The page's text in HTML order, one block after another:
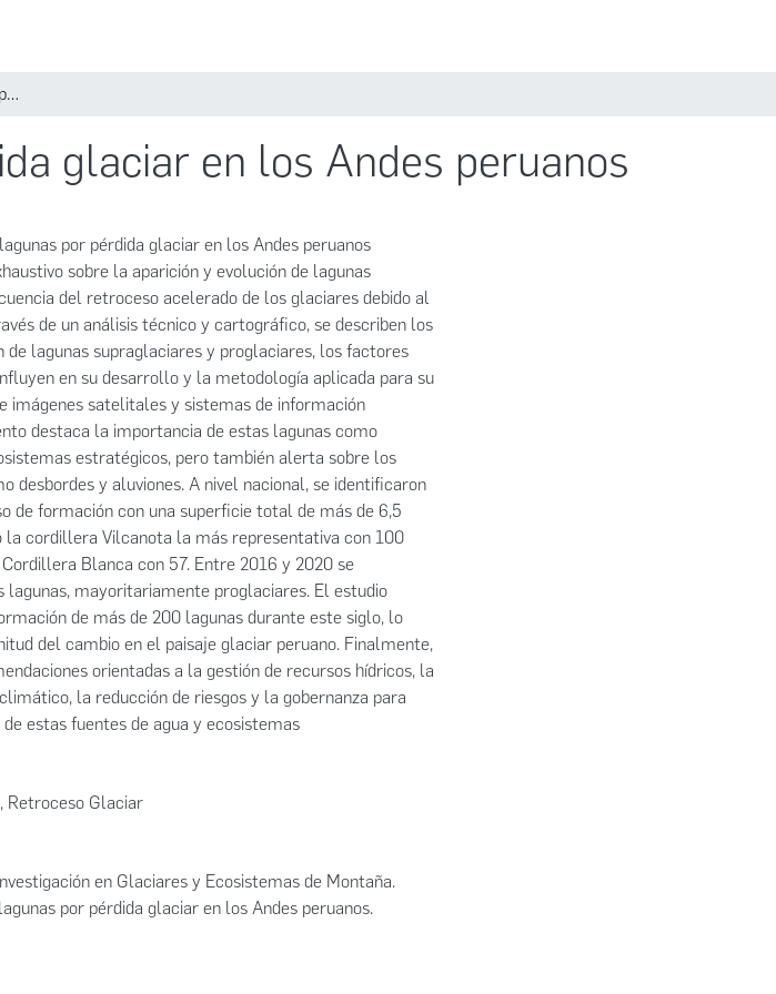
Formación de lagunas por pérdida glaciar en los Andes peruanos
glaciar en los Andes peruanos
por pérdida glaciar en los Andes peruanos
sobre la aparición y evolución de lagunas
del retroceso acelerado de los glaciares debido al
de un análisis técnico y cartográfico, se describen los
de lagunas supraglaciares y proglaciares, los factores
en su desarrollo y la metodología aplicada para su
imágenes satelitales y sistemas de información
destaca la importancia de estas lagunas como
estratégicos, pero también alerta sobre los
desbordes y aluviones. A nivel nacional, se identificaron
de formación con una superficie total de más de 6,5
la cordillera Vilcanota la más representativa con 100
Blanca con 57. Entre 2016 y 2020 se
lagunas, mayoritariamente proglaciares. El estudio
de más de 200 lagunas durante este siglo, lo
del cambio en el paisaje glaciar peruano. Finalmente,
orientadas a la gestión de recursos hídricos, la
la reducción de riesgos y la gobernanza para
estas fuentes de agua y ecosistemas
, Retroceso Glaciar
en Glaciares y Ecosistemas de Montaña.
por pérdida glaciar en los Andes peruanos.